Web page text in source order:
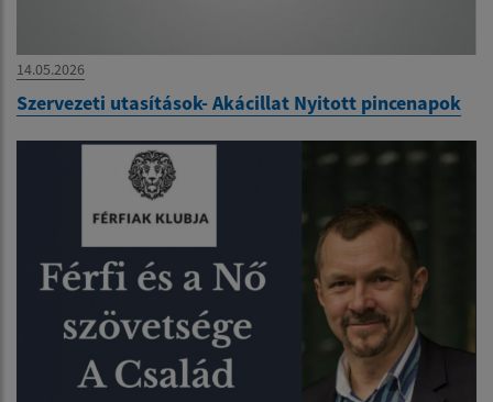
14.05.2026
Szervezeti utasítások- Akácillat Nyitott pincenapok